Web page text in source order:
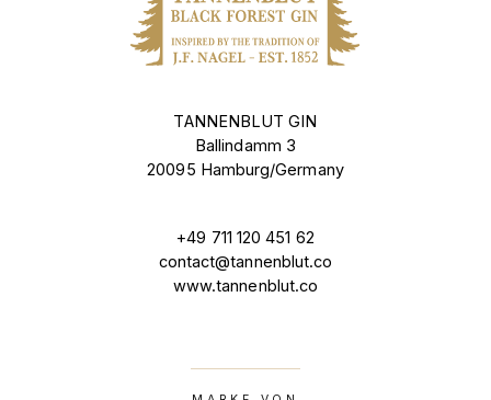
TANNENBLUT GIN
Ballindamm 3
20095 Hamburg/Germany
+49 711 120 451 62
contact@tannenblut.co
www.tannenblut.co